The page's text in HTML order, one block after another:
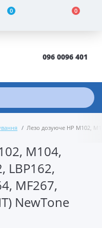
0 0
096 0096 401
Лезо дозуюче HP M102,
M104,
LBP162,
MF267,
NewTone